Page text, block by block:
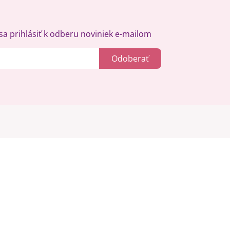
Odoberať
prihlásiť k odberu noviniek e-mailom